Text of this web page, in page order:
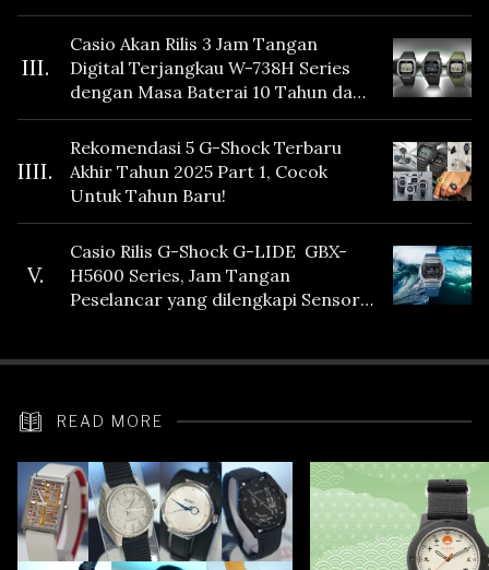
III.
Casio Akan Rilis 3 Jam Tangan
Digital Terjangkau W-738H Series
dengan Masa Baterai 10 Tahun dan
Fitur Vibration
IIII.
Rekomendasi 5 G-Shock Terbaru
Akhir Tahun 2025 Part 1, Cocok
Untuk Tahun Baru!
V.
Casio Rilis G-Shock G-LIDE GBX-
H5600 Series, Jam Tangan
Peselancar yang dilengkapi Sensor
READ MORE